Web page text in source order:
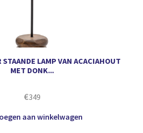
STAANDE LAMP VAN ACACIAHOUT
MET DONK...
€349
aan winkelwagen